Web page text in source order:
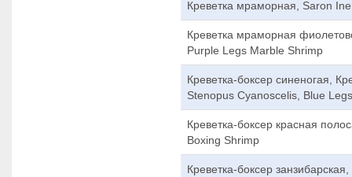
Креветка мраморная, Saron
Креветка мраморная
Purple Legs Marble Shrimp
Креветка-боксер синеногая,
Stenopus Cyanoscelis, Blue
Креветка-боксер красная
Boxing Shrimp
Креветка-боксер